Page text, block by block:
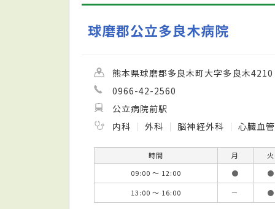
球磨郡公立多良木病院
熊本県球磨郡多良木町大字多良木4210
0966-42-2560
公立病院前駅
内科
外科 脳神経外科 心臓血
時間 月
火
09:00 ～ 12:00
●
●
13:00 ～ 16:00
－ ●